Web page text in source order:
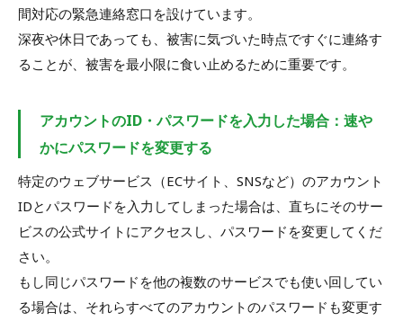
間対応の緊急連絡窓口を設けています。
深夜や休日であっても、被害に気づいた時点ですぐに連絡す
ることが、被害を最小限に食い止めるために重要です。
アカウントのID・パスワードを入力した場合：速や
かにパスワードを変更する
特定のウェブサービス（ECサイト、SNSなど）のアカウント
IDとパスワードを入力してしまった場合は、直ちにそのサー
ビスの公式サイトにアクセスし、パスワードを変更してくだ
さい。
もし同じパスワードを他の複数のサービスでも使い回してい
る場合は、それらすべてのアカウントのパスワードも変更す